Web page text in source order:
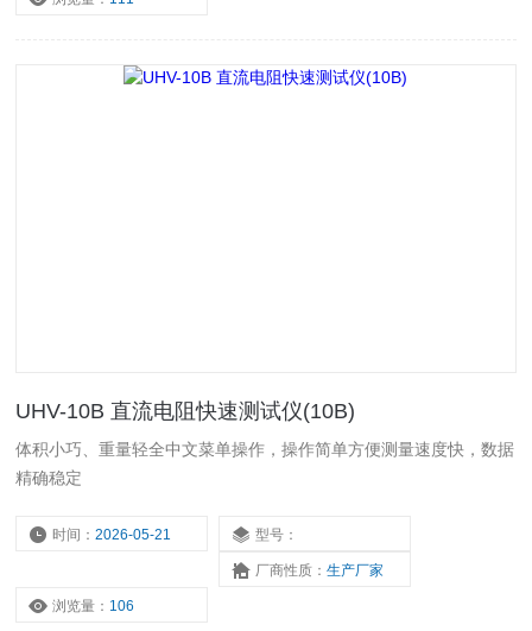
UHV-10B 直流电阻快速测试仪(10B)
体积小巧、重量轻全中文菜单操作，操作简单方便测量速度快，数据
精确稳定
时间：2026-05-21 型号：
厂商性质： 生产厂家
浏览量： 106